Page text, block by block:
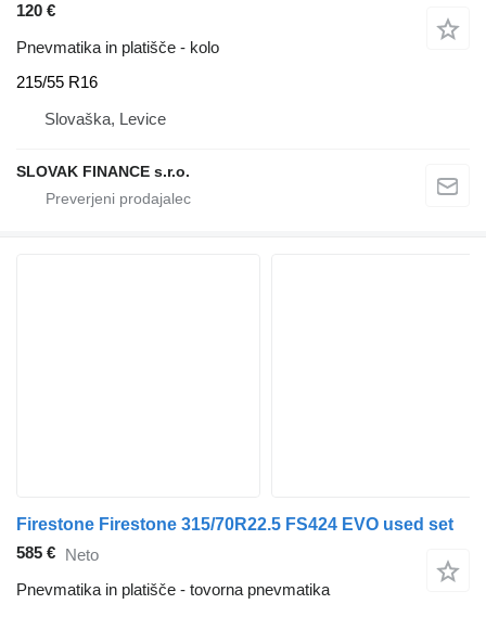
120 €
Pnevmatika in platišče - kolo
215/55 R16
Slovaška, Levice
SLOVAK FINANCE s.r.o.
Firestone Firestone 315/70R22.5 FS424 EVO used set
585 € Neto
Pnevmatika in platišče - tovorna pnevmatika